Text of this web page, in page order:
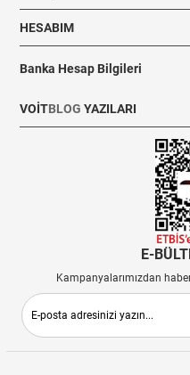
HESABIM
Banka Hesap Bilgileri
VOITBLOG YAZILARI
E-
Kampanyalarımızdan